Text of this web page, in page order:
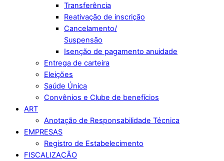
Transferência
Reativação de inscrição
Cancelamento/
Suspensão
Isenção de pagamento anuidade
Entrega de carteira
Eleições
Saúde Única
Convênios e Clube de benefícios
ART
Anotação de Responsabilidade Técnica
EMPRESAS
Registro de Estabelecimento
FISCALIZAÇÃO